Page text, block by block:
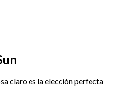
claro es la elección perfecta